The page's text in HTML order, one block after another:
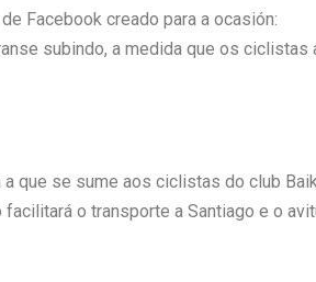
Facebook creado para a ocasión:
subindo, a medida que os ciclistas
que se sume aos ciclistas do club
o transporte a Santiago e o